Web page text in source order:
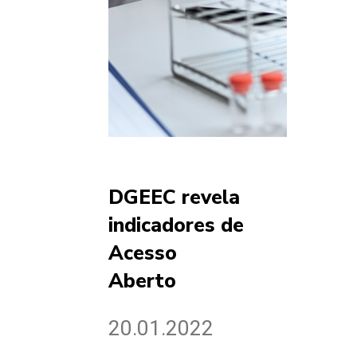
DGEEC revela
indicadores de
Acesso
Aberto
20.01.2022